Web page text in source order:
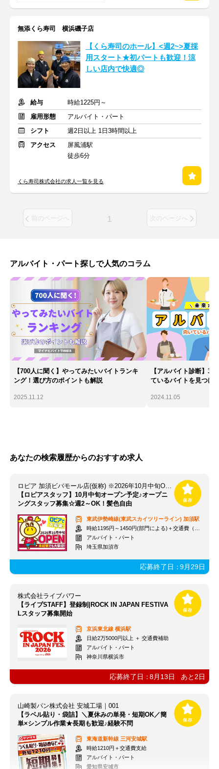
無添くら寿司 横浜磯子店
【くら寿司のホール】<週2~>夏採
用スタート★初パートも歓迎！涼
しい店内で快適◎
給与
時給1225円～
雇用形態
アルバイト・パート
シフト
週2日以上 1日3時間以上
アクセス
屏風浦駅
徒歩6分
くら寿司株式会社の求人一覧を見る
前のページへ 1 次のページへ
アルバイト・パート探しで人気のコラム
【700人に聞く】やってみたいバイトランキ
ング！選び方のポイントも解説
2025.11.12
【アルバイト診断】
ているバイトを見つけ
2024.11.05
あなたの検索履歴からのおすすめ求人
【ロピアスタッフ】10月中旬オープン予定♪オープニ
ングスタッフ募集☆週2～OK！髪色自由
東武伊勢崎線(東武スカイツリーライン) 加須駅
時給1195円～1450円(部門による)＋交通費（社内規定）
アルバイト・パート
埼玉県加須市
応募終了日：9月29日
株式会社ライブパワー
【ライブSTAFF】登録制|ROCK IN JAPAN FESTIVA
Lスタッフ募集開始
京浜東北線 横浜駅
日給2万5000円以上 ＋ 交通費補助
アルバイト・パート
神奈川県横浜市
応募終了日：8月13日 あと 2日
山崎製パン株式会社 安城工場｜001
【ラベル貼り・袋詰】＼夏休みの単発・短期OK／簡
単×シンプル作業★長期も歓迎♪経験不問
東海道新幹線 三河安城駅
時給1210円＋交通費支給
アルバイト・パート
愛知県安城市